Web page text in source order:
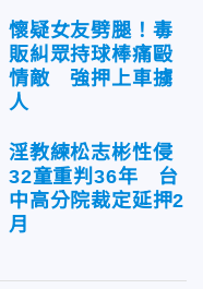
懷疑女友劈腿！毒
販糾眾持球棒痛毆
情敵 強押上車擄
人
淫教練松志彬性侵
32童重判36年 台
中高分院裁定延押2
月